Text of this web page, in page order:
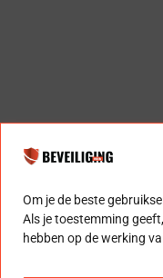
Om je de beste
Als je toestemming
hebben op de werking